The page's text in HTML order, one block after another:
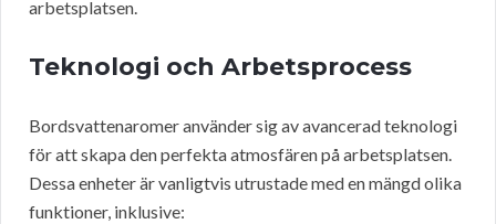
arbetsplatsen.
Teknologi och Arbetsprocess
Bordsvattenaromer använder sig av avancerad teknologi
för att skapa den perfekta atmosfären på arbetsplatsen.
Dessa enheter är vanligtvis utrustade med en mängd olika
funktioner, inklusive: